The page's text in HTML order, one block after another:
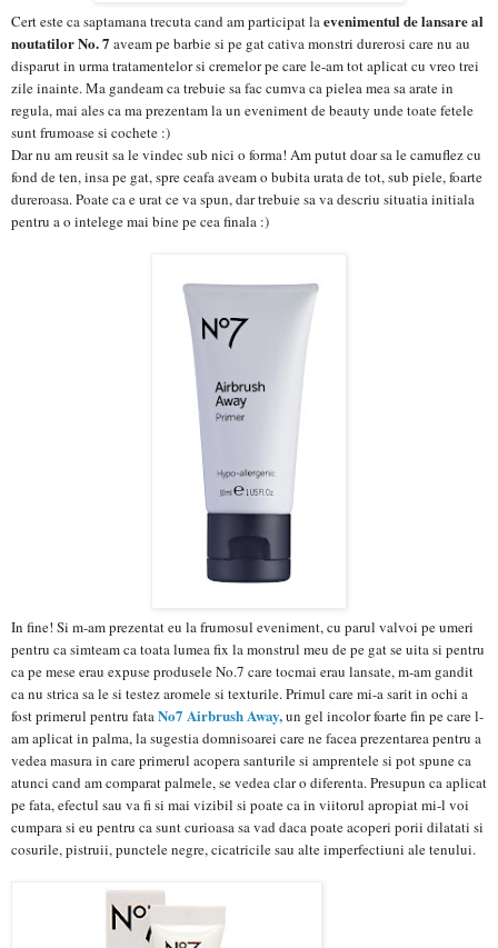
Cert este ca saptamana trecuta cand am participat laevenimentul de lansare al
noutatilor No. 7 aveam pe barbie si pe gat cativa monstri durerosi care nu au
disparut in urma tratamentelor si cremelor pe care le-am tot aplicat cu vreo trei
zile inainte. Ma gandeam ca trebuie sa fac cumva ca pielea mea sa arate in
regula, mai ales ca ma prezentam la un eveniment de beauty unde toate fetele
sunt frumoase si cochete :)
Dar nu am reusit sa le vindec sub nici o forma! Am putut doar sa le camuflez cu
fond de ten, insa pe gat, spre ceafa aveam o bubita urata de tot, sub piele, foarte
dureroasa. Poate ca e urat ce va spun, dar trebuie sa va descriu situatia initiala
pentru a o intelege mai bine pe cea finala :)
In fine! Si m-am prezentat eu la frumosul eveniment, cu parul valvoi pe umeri
pentru ca simteam ca toata lumea fix la monstrul meu de pe gat se uita si pentru
ca pe mese erau expuse produsele No.7 care tocmai erau lansate, m-am gandit
ca nu strica sa le si testez aromele si texturile. Primul care mi-a sarit in ochi a
fost primerul pentru fataNo7 Airbrush Away,un gel incolor foarte fin pe care l-
am aplicat in palma, la sugestia domnisoarei care ne facea prezentarea pentru a
vedea masura in care primerul acopera santurile si amprentele si pot spune ca
atunci cand am comparat palmele, se vedea clar o diferenta. Presupun ca aplicat
pe fata, efectul sau va fi si mai vizibil si poate ca in viitorul apropiat mi-l voi
cumpara si eu pentru ca sunt curioasa sa vad daca poate acoperi porii dilatati si
cosurile, pistruii, punctele negre, cicatricile sau alte imperfectiuni ale tenului.